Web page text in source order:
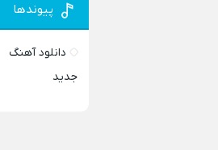
پیوندها
دانلود آهنگ
جدید